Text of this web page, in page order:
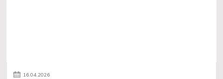
16.04.2026